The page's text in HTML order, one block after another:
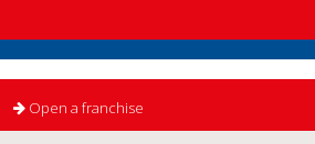
Open a franchise